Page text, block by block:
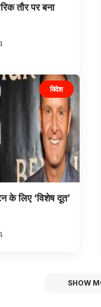
तौर पर बना
विदेश
के लिए ‘विशेष दूत’
SHOW